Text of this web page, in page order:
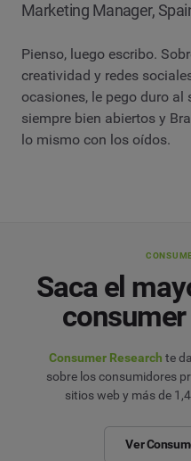
Marketing Manager,
Pienso, luego escribo.
creatividad y redes
ocasiones, le pego duro al
siempre bien abiertos y
lo mismo con los oídos.
Saca el
Consumer Research te
sobre los consumidores
sitios web y más de
Ver